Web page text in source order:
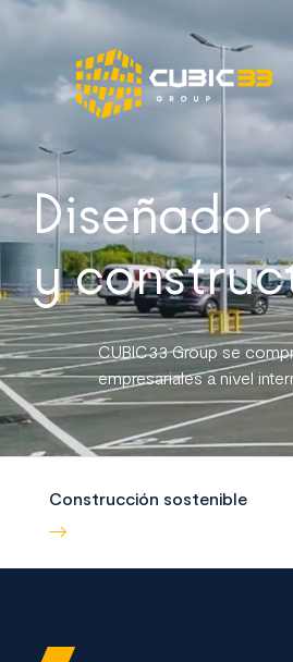
Diseñador
y
CUBIC33 Group se
empresariales a nivel
Construcción sostenible